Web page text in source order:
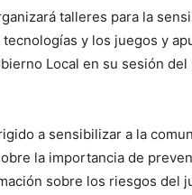
talleres para la
y los juegos y
Local en su sesión
a sensibilizar a la
la importancia de
sobre los riesgos del